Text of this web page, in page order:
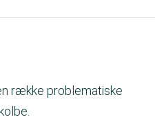
række problematiske